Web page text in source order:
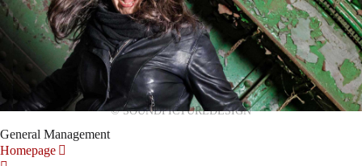
© SOUNDPICTUREDESIGN
General Management
Homepage